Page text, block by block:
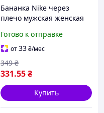
Бананка Nike через
плечо мужская женская
повседневная черная
Готово к отправке
от33₴/мес
331.55₴
349 ₴
Купить